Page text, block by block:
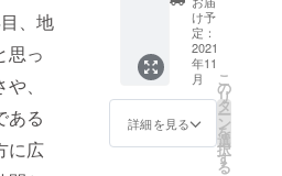
、地
思っ
、
ある
に広
い場
合、お
肌に異
常のあ
る場合
は使用
めくだ
さい。
製法の
特性か
ら天然
の保湿
成分グ
く含む
石鹸で
コメヌ
カ油、
水酸化
Na、ヒ
マシ
水、カ
オリ
りやさ
しいフ
ローラ
ルウッ
ドの香
り。 成
分 : オ
た無添
加石け
んで
す。 お
肌にう
れしい
成分が
620円
計 4580
円相当
・淡路
島ホエ
イ石け
ん(化粧
石鹸)
70g 3
け予
定：
2021
年11
月
詳細を見る
こ
の
リ
タ
ー
ン
を
選
択
す
る